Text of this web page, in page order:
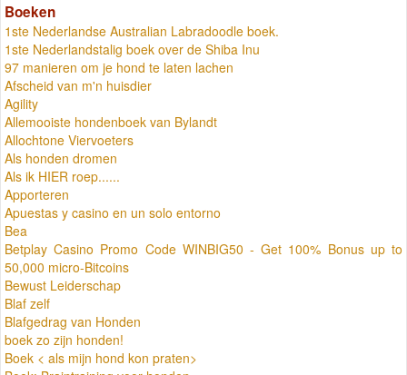
Boeken
1ste Nederlandse Australian Labradoodle boek.
1ste Nederlandstalig boek over de Shiba Inu
97 manieren om je hond te laten lachen
Afscheid van m'n huisdier
Agility
Allemooiste hondenboek van Bylandt
Allochtone Viervoeters
Als honden dromen
Als ik HIER roep......
Apporteren
Apuestas y casino en un solo entorno
Bea
Betplay Casino Promo Code WINBIG50 - Get 100% Bonus up to
50,000 micro-Bitcoins
Bewust Leiderschap
Blaf zelf
Blafgedrag van Honden
boek zo zijn honden!
Boek < als mijn hond kon praten>